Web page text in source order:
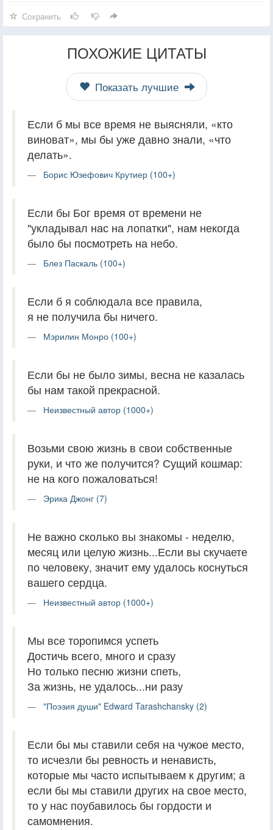
Сохранить
ПОХОЖИЕ ЦИТАТЫ
Показать лучшие
Если б мы все время не выясняли, «кто
виноват», мы бы уже давно знали, «что
делать».
Борис Юзефович Крутиер (100+)
Если бы Бог время от времени не
"укладывал нас на лопатки", нам некогда
было бы посмотреть на небо.
Блез Паскаль (100+)
Если б я соблюдала все правила,
я не получила бы ничего.
Мэрилин Монро (100+)
Если бы не было зимы, весна не казалась
бы нам такой прекрасной.
Неизвестный автор (1000+)
Возьми свою жизнь в свои собственные
руки, и что же получится? Сущий кошмар:
не на кого пожаловаться!
Эрика Джонг (7)
Не важно сколько вы знакомы - неделю,
месяц или целую жизнь...Если вы скучаете
по человеку, значит ему удалось коснуться
вашего сердца.
Неизвестный автор (1000+)
Мы все торопимся успеть
Достичь всего, много и сразу
Но только песню жизни спеть,
За жизнь, не удалось...ни разу
"Поэзия души" Edward Tarashchansky (2)
Если бы мы ставили себя на чужое место,
то исчезли бы ревность и ненависть,
которые мы часто испытываем к другим; а
если бы мы ставили других на свое место,
то у нас поубавилось бы гордости и
самомнения.